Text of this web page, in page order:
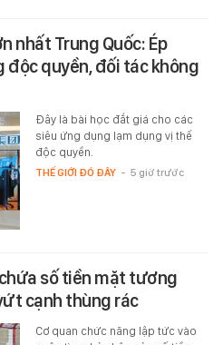
nhất Trung Quốc: Ép
độc quyền, đối tác không
Đây là bài học đắt giá cho các
siêu ứng dụng lạm dụng vị thế
độc quyền.
THẾ GIỚI ĐÓ ĐÂY - 5 giờ trước
số tiền mặt tương
cạnh thùng rác
Cơ quan chức năng lập tức vào